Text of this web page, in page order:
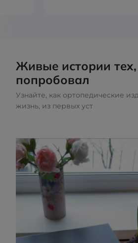
Живые истории тех,
попробовал
Узнайте, как ортопедические
жизнь, из первых уст